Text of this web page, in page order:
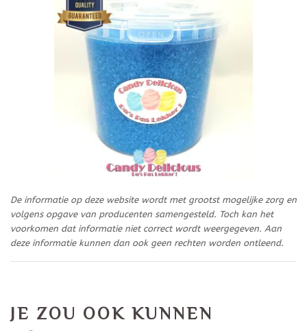
De informatie op deze website wordt met grootst mogelijke zorg en
volgens opgave van producenten samengesteld. Toch kan het
voorkomen dat informatie niet correct wordt weergegeven. Aan
deze informatie kunnen dan ook geen rechten worden ontleend.
JE ZOU OOK KUNNEN